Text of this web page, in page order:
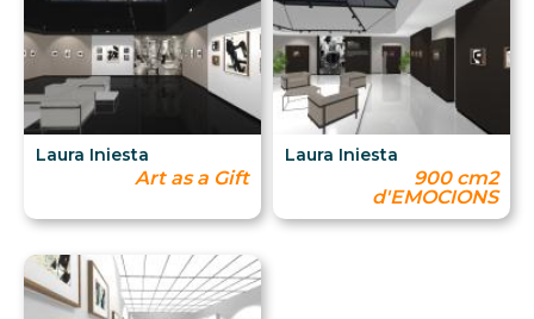
Laura Iniesta
Art as a Gift
Laura Iniesta
900 cm2
d'EMOCIONS